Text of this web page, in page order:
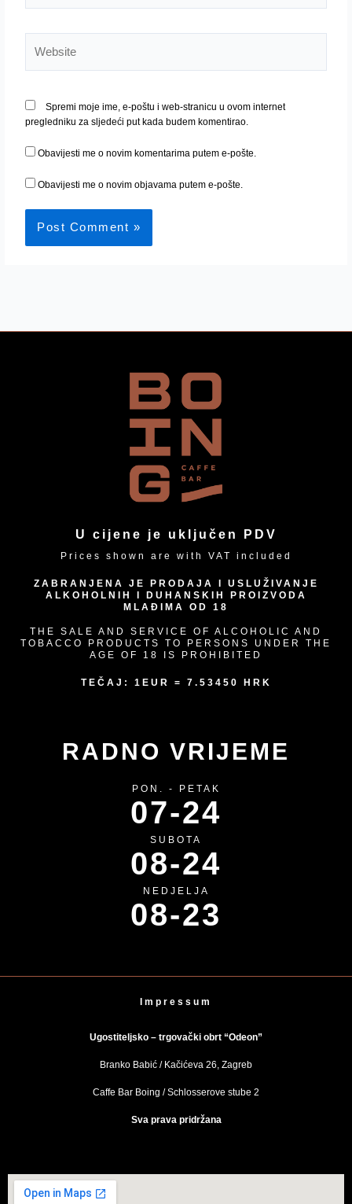
Spremi moje ime, e-poštu i web-stranicu u ovom internet
pregledniku za sljedeći put kada budem komentirao.
Obavijesti me o novim komentarima putem e-pošte.
Obavijesti me o novim objavama putem e-pošte.
U cijene je uključen PDV
Prices shown are with VAT included
ZABRANJENA JE PRODAJA I USLUŽIVANJE
ALKOHOLNIH I DUHANSKIH PROIZVODA
MLAĐIMA OD 18
THE SALE AND SERVICE OF ALCOHOLIC AND
TOBACCO PRODUCTS TO PERSONS UNDER THE
AGE OF 18 IS PROHIBITED
TEČAJ: 1EUR = 7.53450 HRK
RADNO VRIJEME
PON. - PETAK
07-24
SUBOTA
08-24
NEDJELJA
08-23
Impressum
Ugostiteljsko – trgovački obrt “Odeon”
Branko Babić / Kačićeva 26, Zagreb
Caffe Bar Boing / Schlosserove stube 2
Sva prava pridržana